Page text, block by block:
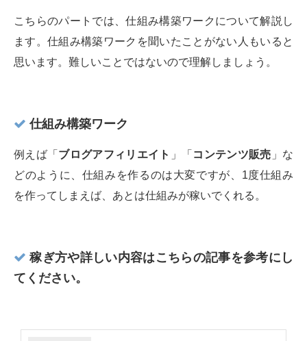
こちらのパートでは、仕組み構築ワークについて解説し
ます。仕組み構築ワークを聞いたことがない人もいると
思います。難しいことではないので理解しましょう。
仕組み構築ワーク
例えば「 ブログアフィリエイト 」「 コンテンツ販売 」な
どのように、仕組みを作るのは大変ですが、1度仕組み
を作ってしまえば、あとは仕組みが稼いでくれる。
稼ぎ方や詳しい内容はこちらの記事を参考にし
てください。